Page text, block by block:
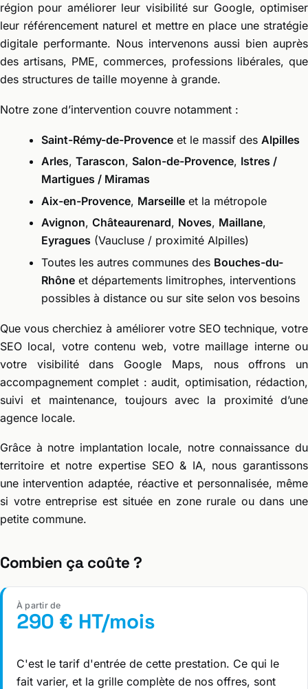
région pour améliorer leur visibilité sur Google, optimiser
leur référencement naturel et mettre en place une stratégie
digitale performante. Nous intervenons aussi bien auprès
des artisans, PME, commerces, professions libérales, que
des structures de taille moyenne à grande.
Notre zone d’intervention couvre notamment :
Saint-Rémy-de-Provence et le massif des Alpilles
Arles, Tarascon, Salon-de-Provence, Istres /
Martigues / Miramas
Aix-en-Provence, Marseille et la métropole
Avignon, Châteaurenard, Noves, Maillane,
Eyragues (Vaucluse / proximité Alpilles)
Toutes les autres communes des Bouches-du-
Rhône et départements limitrophes, interventions
possibles à distance ou sur site selon vos besoins
Que vous cherchiez à améliorer votre SEO technique, votre
SEO local, votre contenu web, votre maillage interne ou
votre visibilité dans Google Maps, nous offrons un
accompagnement complet : audit, optimisation, rédaction,
suivi et maintenance, toujours avec la proximité d’une
agence locale.
Grâce à notre implantation locale, notre connaissance du
territoire et notre expertise SEO & IA, nous garantissons
une intervention adaptée, réactive et personnalisée, même
si votre entreprise est située en zone rurale ou dans une
petite commune.
Combien ça coûte ?
À partir de
290 € HT/mois
C'est le tarif d'entrée de cette prestation. Ce qui le
fait varier, et la grille complète de nos offres, sont